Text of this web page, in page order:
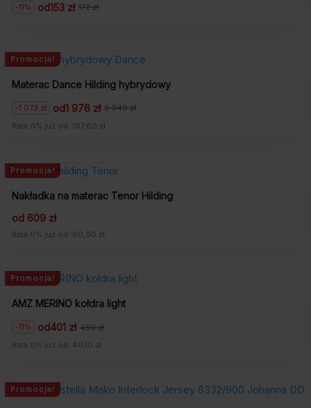
od
172 zł
Pierwotna
zł.
153 zł
Aktualna
zł.
-11%
Promocja!
Materac Dance Hilding hybrydowy
od
3 049 zł
Pierwotna
cena
zł.
1 976 zł
Aktualna
cena
zł.
-1 073 zł
Rata 0% już od: 197,60 zł
Promocja!
Nakładka na materac Tenor Hilding
od 609 zł
Rata 0% już od: 60,90 zł
Promocja!
AMZ MERINO kołdra light
od
450 zł
Pierwotna
cena
401 zł
Aktualna
cena
-11%
Rata 0% już od: 40,10 zł
Promocja!